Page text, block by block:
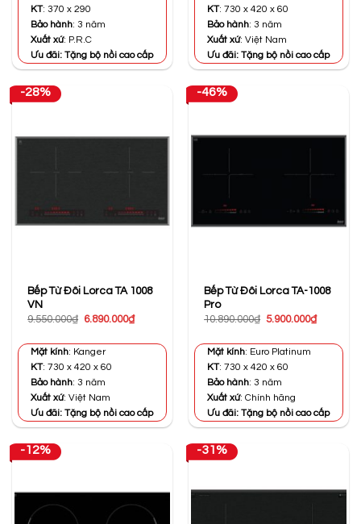
KT: 370 x 290
Bảo hành: 3 năm
Xuất xứ: P.R.C
Ưu đãi: Tặng bộ nồi cao cấp
KT: 730 x 420 x 60
Bảo hành: 3 năm
Xuất xứ: Việt Nam
Ưu đãi: Tặng bộ nồi cao cấp
-28%
Bếp Từ Đôi Lorca TA 1008
VN
9.550.000₫ Giá
9.550.000₫.
6.890.000₫Giá
Mặt kính: Kanger
KT: 730 x 420 x 60
Bảo hành: 3 năm
Xuất xứ: Việt Nam
Ưu đãi: Tặng bộ nồi cao cấp
-46%
Bếp Từ Đôi Lorca TA-1008
Pro
10.890.000₫ Giá
10.890.000₫.
5.900.000₫Giá
Mặt kính: Euro Platinum
KT: 730 x 420 x 60
Bảo hành: 3 năm
Xuất xứ: Chính hãng
Ưu đãi: Tặng bộ nồi cao cấp
-12% -31%